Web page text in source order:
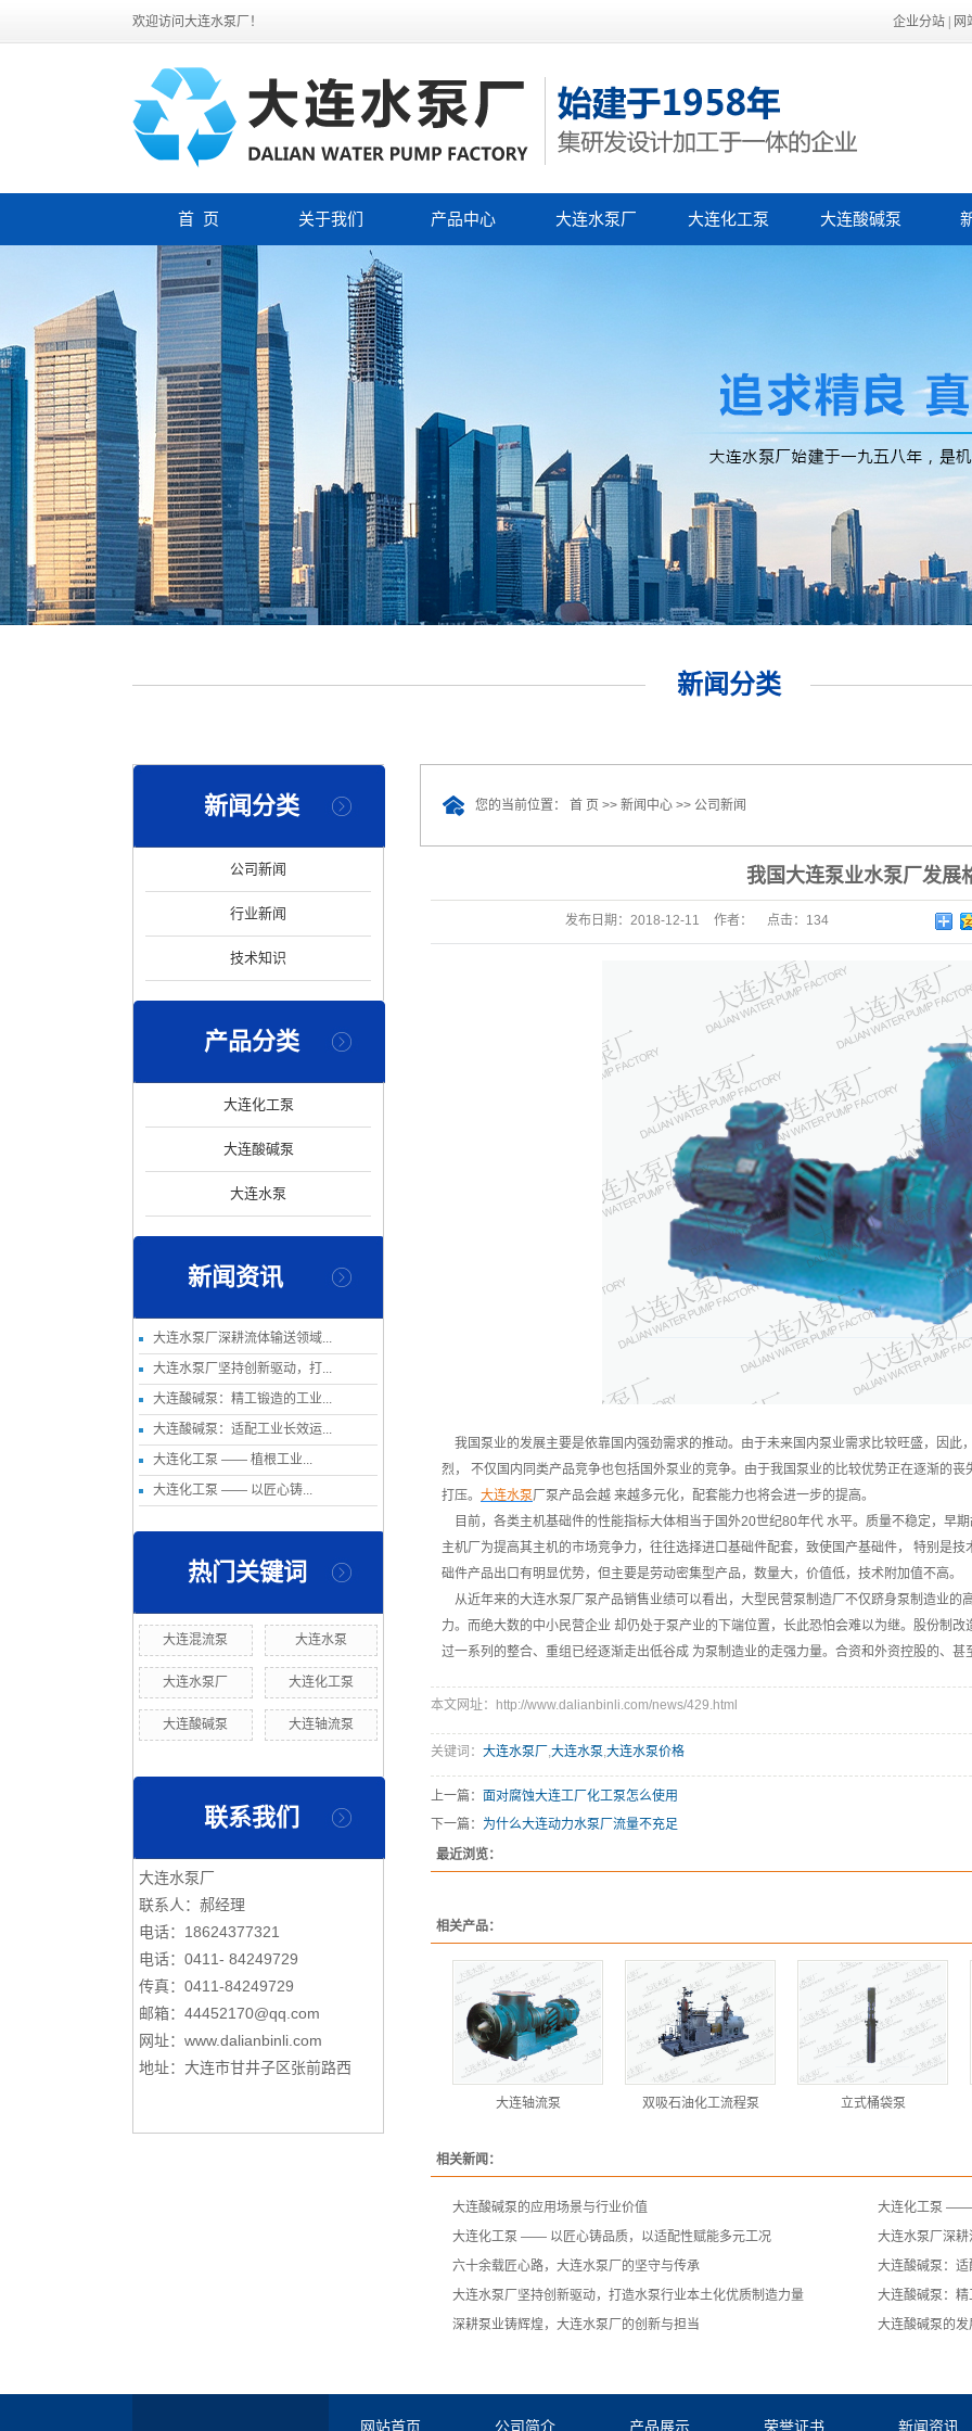
欢迎访问大连水泵厂！ 企业分站 网
首 页 关于我们
联系我们
产品中心 大连水泵厂 大连化工泵 大连酸碱泵
新闻分类
新闻分类
公司新闻
行业新闻
技术知识
产品分类
大连化工泵
大连酸碱泵
大连水泵
新闻资讯
大连水泵厂深耕流体输送领域...
大连水泵厂坚持创新驱动，打...
大连酸碱泵：精工锻造的工业...
大连酸碱泵：适配工业长效运...
大连化工泵 —— 植根工业...
大连化工泵 —— 以匠心铸...
热门关键词
大连混流泵 大连水泵
大连水泵厂 大连化工泵
大连酸碱泵 大连轴流泵
联系我们
大连水泵厂
联系人：郝经理
电话：18624377321
电话：0411- 84249729
传真：0411-84249729
邮箱：44452170@qq.com
网址： www.dalianbinli.com
地址：大连市甘井子区张前路西
您的当前位置： 首 页 >> 新闻中心 >> 公司新闻
我国大连泵业水泵厂发展
发布日期： 2018-12-11 作者： 点击： 134
我国泵业的发展主要是依靠国内强劲需求的推动。由于未来国内泵业需求比较旺盛，因此
烈， 不仅国内同类产品竞争也包括国外泵业的竞争。由于我国泵业的比较优势正在逐渐的
打压。 大连水泵厂泵产品会越 来越多元化，配套能力也将会进一步的提高。
目前，各类主机基础件的性能指标大体相当于国外20世纪80年代 水平。质量不稳定，早
主机厂为提高其主机的市场竞争力，往往选择进口基础件配套，致使国产基础件， 特别是
础件产品出口有明显优势，但主要是劳动密集型产品，数量大，价值低，技术附加值不高。
从近年来的大连水泵厂泵产品销售业绩可以看出，大型民营泵制造厂不仅跻身泵制造业的
力。而绝大数的中小民营企业 却仍处于泵产业的下端位置，长此恐怕会难以为继。股份制
过一系列的整合、重组已经逐渐走出低谷成 为泵制造业的走强力量。合资和外资控股的、
本文网址：http://www.dalianbinli.com/news/429.html
关键词： 大连水泵厂 ,大连水泵,大连水泵价格
上一篇： 面对腐蚀大连工厂化工泵怎么使用
下一篇： 为什么大连动力水泵厂流量不充足
最近浏览：
相关产品：
大连轴流泵 双吸石油化工流程泵 立式桶袋泵
相关新闻：
大连酸碱泵的应用场景与行业价值
大连化工泵 ——
大连化工泵 —— 以匠心铸品质，以适配性赋能多元工况
大连水泵厂深
六十余载匠心路，大连水泵厂的坚守与传承
大连酸碱泵：
大连水泵厂坚持创新驱动，打造水泵行业本土化优质制造力量
大连酸碱泵：
深耕泵业铸辉煌，大连水泵厂的创新与担当
大连酸碱泵的
网站首页 公司简介 产品展示 荣誉证书 新闻资讯